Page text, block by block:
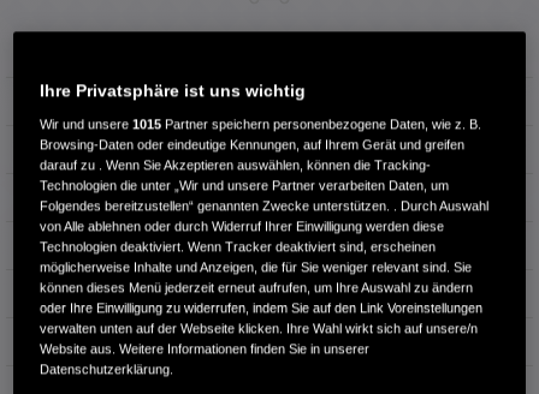
Kilometerstand 250.000 km
Kraftstoffart Benzin
Getriebe Schaltgetriebe
Türen 3
Leistung 84 kW / 114 PS
Hubraum 1.497 cm³
Ihre Privatsphäre ist uns wichtig
Wir und unsere1015 Partner speichern personenbezogene Daten, wie z. B.
Browsing-Daten oder eindeutige Kennungen, auf Ihrem Gerät und greifen
darauf zu . Wenn Sie Akzeptieren auswählen, können die Tracking-
Technologien die unter „Wir und unsere Partner verarbeiten Daten, um
Folgendes bereitzustellen“ genannten Zwecke unterstützen. . Durch Auswahl
von Alle ablehnen oder durch Widerruf Ihrer Einwilligung werden diese
Technologien deaktiviert. Wenn Tracker deaktiviert sind, erscheinen
möglicherweise Inhalte und Anzeigen, die für Sie weniger relevant sind. Sie
können dieses Menü jederzeit erneut aufrufen, um Ihre Auswahl zu ändern
oder Ihre Einwilligung zu widerrufen, indem Sie auf den Link Voreinstellungen
verwalten unten auf der Webseite klicken. Ihre Wahl wirkt sich auf unsere/n
Website aus. Weitere Informationen finden Sie in unserer
Datenschutzerklärung.